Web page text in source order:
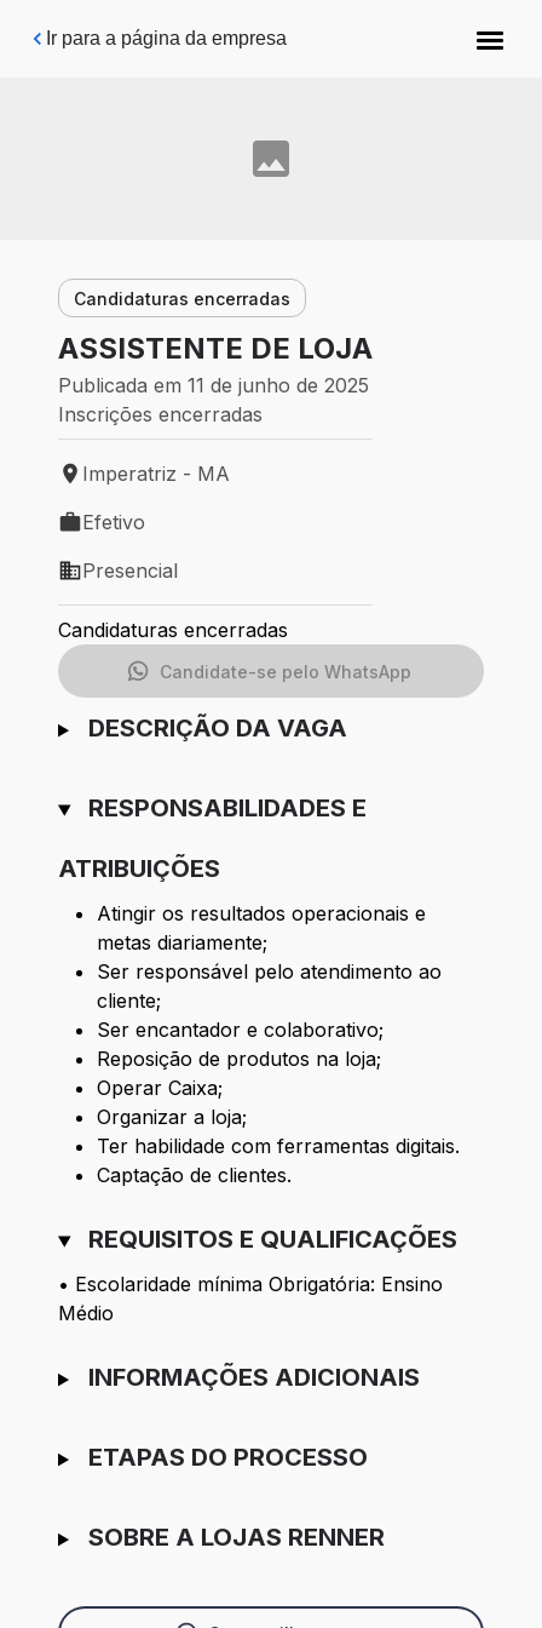
Pular para o conteúdo principal
Ir para a página da empresa
Candidaturas encerradas
ASSISTENTE DE LOJA
Publicada em 11 de junho de 2025
Inscrições encerradas
Local de trabalho: Imperatriz - MA
Imperatriz - MA
Tipo de vaga: Efetivo
Efetivo
Modelo de trabalho: Presencial
Presencial
Candidaturas encerradas
Candidate-se pelo WhatsApp
DESCRIÇÃO DA VAGA
RESPONSABILIDADES E
ATRIBUIÇÕES
Atingir os resultados operacionais e
metas diariamente;
Ser responsável pelo atendimento ao
cliente;
Ser encantador e colaborativo;
Reposição de produtos na loja;
Operar Caixa;
Organizar a loja;
Ter habilidade com ferramentas digitais.
Captação de clientes.
REQUISITOS E QUALIFICAÇÕES
• Escolaridade mínima Obrigatória: Ensino
Médio
INFORMAÇÕES ADICIONAIS
ETAPAS DO PROCESSO
SOBRE A LOJAS RENNER